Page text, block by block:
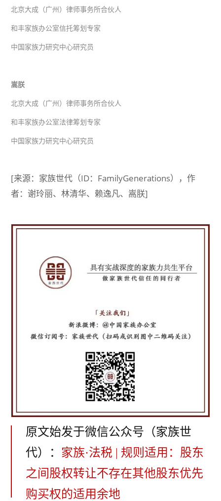
北京大成（广州）律师事务所合伙人
和丰家族办公室信托筹划专家
中国家族力研究中心研究员
嵩朕
北京大成（广州）律师事务所合伙人
和丰家族办公室法律筹划专家
中国家族力研究中心研究员
[来源：家族世代（ID：FamilyGenerations），作
者：谢玲丽、林清华、赖逸凡、嵩朕]
原文始发于微信公众号（家族世
代）： 家族·法税 | 规则适用：股东
之间股权转让不存在其他股东优先
购买权的适用余地